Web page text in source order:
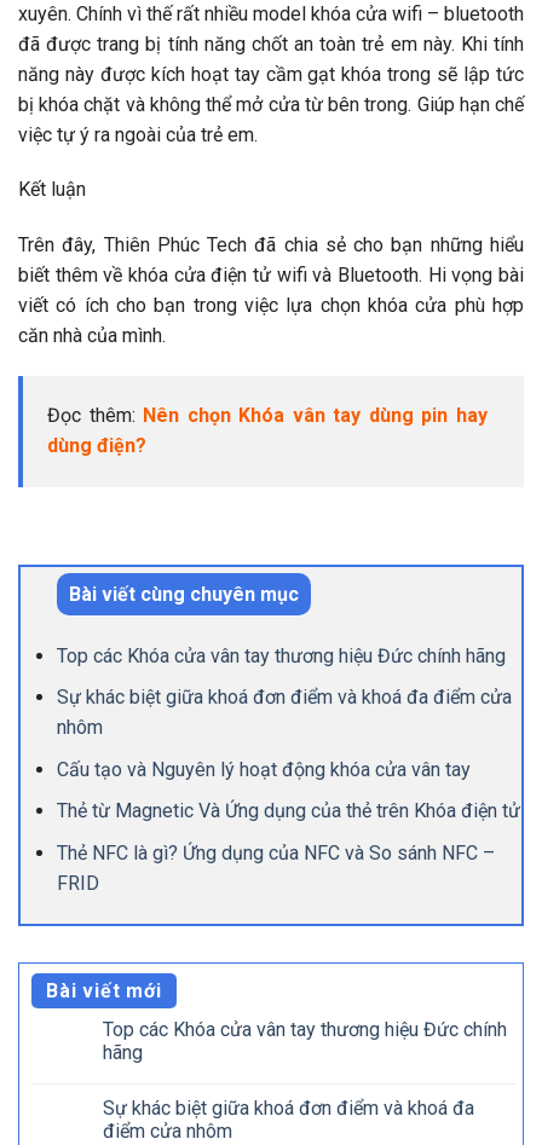
xuyên. Chính vì thế rất nhiều model khóa cửa wifi – bluetooth
đã được trang bị tính năng chốt an toàn trẻ em này. Khi tính
năng này được kích hoạt tay cầm gạt khóa trong sẽ lập tức
bị khóa chặt và không thể mở cửa từ bên trong. Giúp hạn chế
việc tự ý ra ngoài của trẻ em.
Kết luận
Trên đây, Thiên Phúc Tech đã chia sẻ cho bạn những hiểu
biết thêm về khóa cửa điện tử wifi và Bluetooth. Hi vọng bài
viết có ích cho bạn trong việc lựa chọn khóa cửa phù hợp
căn nhà của mình.
Đọc thêm: Nên chọn Khóa vân tay dùng pin hay
dùng điện?
Bài viết cùng chuyên mục
Top các Khóa cửa vân tay thương hiệu Đức chính hãng
Sự khác biệt giữa khoá đơn điểm và khoá đa điểm cửa
nhôm
Cấu tạo và Nguyên lý hoạt động khóa cửa vân tay
Thẻ từ Magnetic Và Ứng dụng của thẻ trên Khóa điện tử
Thẻ NFC là gì? Ứng dụng của NFC và So sánh NFC –
FRID
Bài viết mới
Top các Khóa cửa vân tay thương hiệu Đức chính
hãng
Sự khác biệt giữa khoá đơn điểm và khoá đa
điểm cửa nhôm